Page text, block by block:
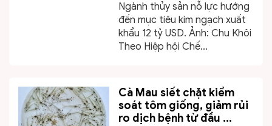
Ngành thủy sản nỗ lực hướng
đến mục tiêu kim ngạch xuất
khẩu 12 tỷ USD. Ảnh: Chu Khôi
Theo Hiệp hội Chế...
Cà Mau siết chặt kiểm
soát tôm giống, giảm rủi
ro dịch bệnh từ đầu ...